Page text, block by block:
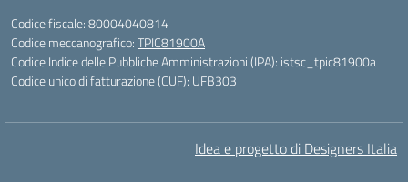
Codice fiscale: 80004040814
Codice meccanografico:TPIC81900A
Codice Indice delle Pubbliche Amministrazioni (IPA): istsc_tpic81900a
Codice unico di fatturazione (CUF): UFB303
Idea e progetto di Designers Italia